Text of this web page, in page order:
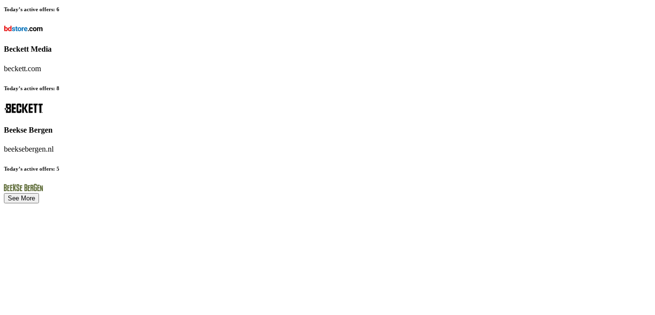
Today’s active offers: 6
Beckett Media
beckett.com
Today’s active offers: 8
Beekse Bergen
beeksebergen.nl
Today’s active offers: 5
See More